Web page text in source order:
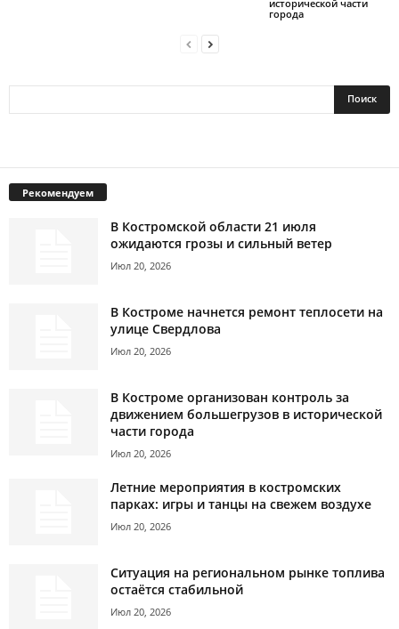
исторической части
города
Рекомендуем
В Костромской области 21 июля
ожидаются грозы и сильный ветер
Июл 20, 2026
В Костроме начнется ремонт теплосети на
улице Свердлова
Июл 20, 2026
В Костроме организован контроль за
движением большегрузов в исторической
части города
Июл 20, 2026
Летние мероприятия в костромских
парках: игры и танцы на свежем воздухе
Июл 20, 2026
Ситуация на региональном рынке топлива
остаётся стабильной
Июл 20, 2026